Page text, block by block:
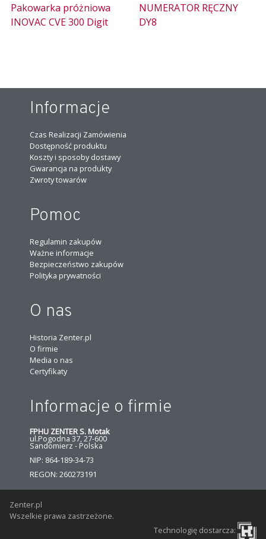
Pakowarka próżniowa
INOVAC CVE 300 Digit
NUMERATOR RĘCZNY
DY8
Informacje
Czas Realizacji Zamówienia
Dostępność produktu
Koszty i sposoby dostawy
Gwarancja na produkty
Zwroty towarów
Pomoc
Regulamin zakupów
Ważne informacje
Bezpieczeństwo zakupów
Polityka prywatności
O nas
Historia Zenter.pl
O firmie
Media o nas
Certyfikaty
Informacje o firmie
FPHU ZENTER S. Motak
ul.Pogodna 37, 27-600
Sandomierz - Polska
NIP: 864-189-34-73
REGON: 260273191
Zenter.pl
Wszelkie prawa zastrzeżone.
Technologię dostarcza: